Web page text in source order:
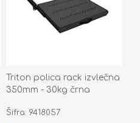
Triton polica rack izvlečna
350mm - 30kg črna
Šifra: 9418057